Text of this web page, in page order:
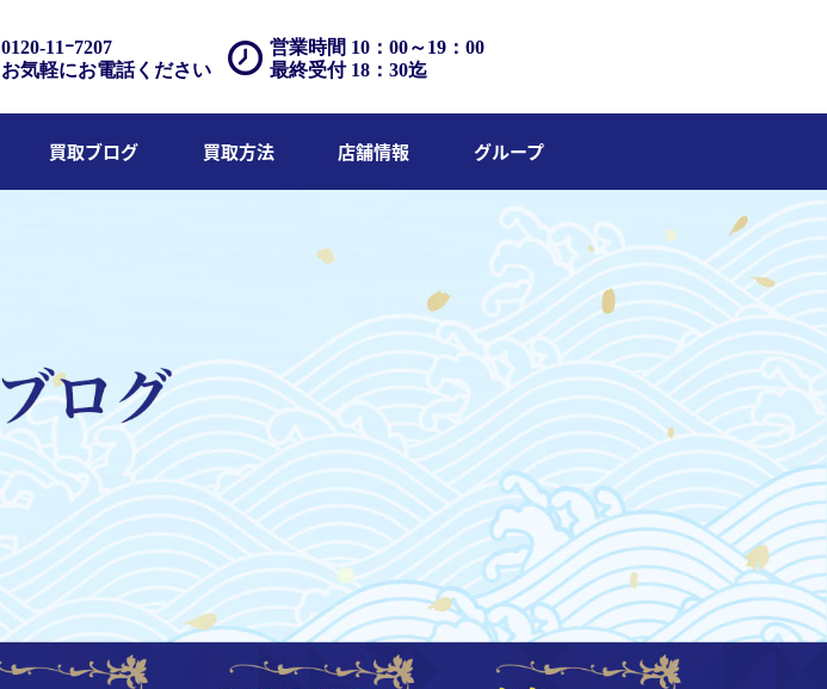
営業時間 10：00～19：00
最終受付 18：30迄
0120-11ｰ7207
お気軽にお電話ください
買取ブログ 買取方法 店舗情報 グループ